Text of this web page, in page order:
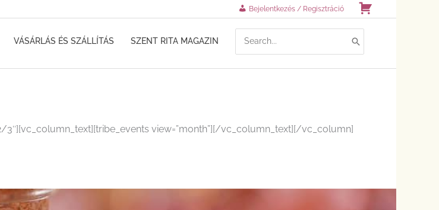
Bejelentkezés / Regisztráció
VÁSÁRLÁS ÉS SZÁLLÍTÁS SZENT RITA MAGAZIN
FOR:
view=”month”][/vc_column_text][/vc_column]